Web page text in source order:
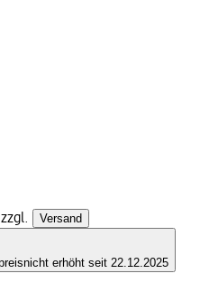
Versand
nicht erhöht seit 22.12.2025